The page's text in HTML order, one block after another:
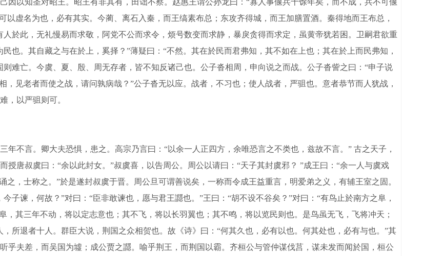
因以知圣对昭王。昭王有非其有，田诎不察。赵惠王谓公孙龙曰：“寡人事偃兵十馀年矣，而不成，兵不可偃
虚名为也，必有其实。今蔺、离石入秦，而王缟素布总；东攻齐得城，而王加膳置酒。秦得地而王布总，
於此，无礼慢易而求敬，阿党不公而求令，烦号数变而求静，暴戾贪得而求定，虽黄帝犹若困。卫嗣君欲重
也。其自藏之与在於上，奚择？”薄疑曰：“不然。其在於民而君弗知，其不如在上也；其在於上而民弗知，
难亡。今虞、夏、殷、周无存者，皆不知反诸己也。公子沓相周，申向说之而战。公子沓訾之曰：“申子说
见老者而使之战，请问孰病哉？”公子沓无以应。战者，不习也；使人战者，严驵也。意者恭节而人犹战，
，以严驵则可。
言。卿大夫恐惧，患之。高宗乃言曰：“以余一人正四方，余唯恐言之不类也，兹故不言。” 古之天子，
唐叔虞曰：“余以此封女。”叔虞喜，以告周公。周公以请曰：“天子其封虞邪？ ”成王曰：“余一人与虞戏
，士称之。”於是遂封叔虞于晋。周公旦可谓善说矣，一称而令成王益重言，明爱弟之义，有辅王室之固。
子谏，何故？”对曰：“臣非敢谏也，愿与君王讔也。”王曰：“胡不设不谷矣？”对曰：“有鸟止於南方之阜，
，其三年不动，将以定志意也；其不飞，将以长羽翼也；其不鸣，将以览民则也。是鸟虽无飞，飞将冲天；
所退者十人。群臣大说，荆国之众相贺也。故《诗》曰：“何其久也，必有以也。何其处也，必有与也。”其
乎夫差，而吴国为墟；成公贾之讔。喻乎荆王，而荆国以霸。齐桓公与管仲谋伐莒，谋未发而闻於国，桓公